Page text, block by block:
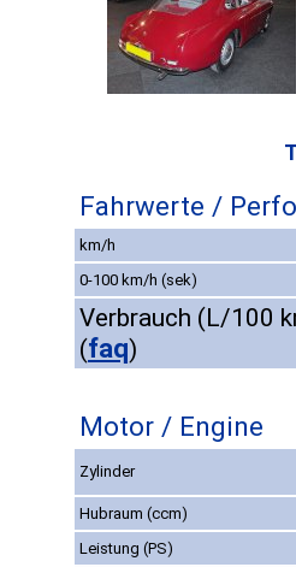
Fahrwerte /
km/h
0-100 km/h (sek)
Verbrauch (L/100
(faq)
Motor / Engine
Zylinder
Hubraum (ccm)
Leistung (PS)